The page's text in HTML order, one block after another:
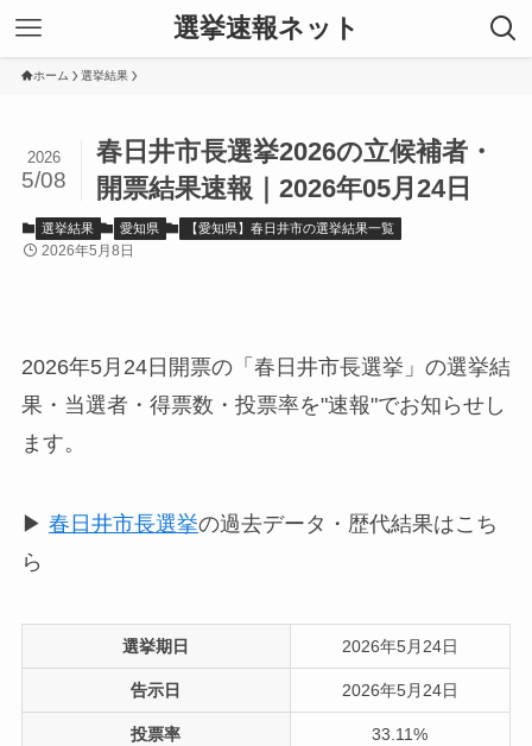
選挙速報ネット
ホーム 選挙結果
春日井市長選挙2026の立候補者・
開票結果速報｜2026年05月24日
2026
5/08
選挙結果 愛知県 【愛知県】春日井市の選挙結果一覧
2026年5月8日
2026年5月24日開票の「春日井市長選挙」の選挙結
果・当選者・得票数・投票率を"速報"でお知らせし
ます。
▶ 春日井市長選挙の過去データ・歴代結果はこち
ら
選挙期日 2026年5月24日
告示日 2026年5月24日
投票率 33.11%